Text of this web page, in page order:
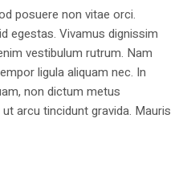
posuere non vitae orci.
egestas. Vivamus dignissim
vestibulum rutrum. Nam
ligula aliquam nec. In
non dictum metus
arcu tincidunt gravida. Mauris